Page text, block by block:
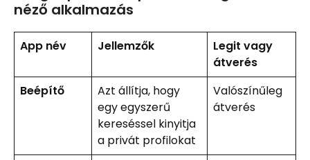
néző alkalmazás
App név Jellemzők
Legit vagy
átverés
Beépítő
Azt állítja, hogy
egy egyszerű
kereséssel kinyitja
a privát profilokat
Valószínűleg
átverés